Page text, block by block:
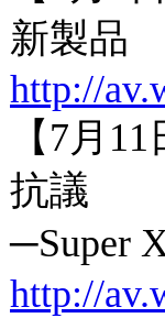
新製品
http://
【7月
抗議
─Super
http://